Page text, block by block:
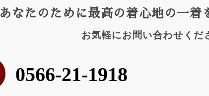
あなたのために最高の着心地の一着
お気軽にお問い合わせくだ
0566-21-1918